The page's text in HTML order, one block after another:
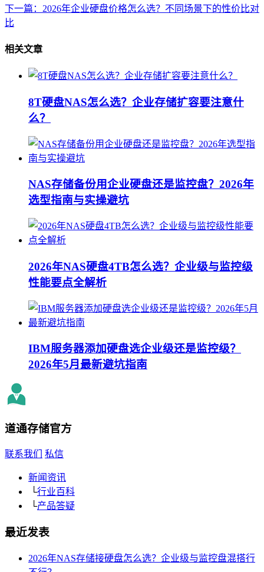
下一篇：2026年企业硬盘价格怎么选？不同场景下的性价比对
比
相关文章
8T硬盘NAS怎么选？企业存储扩容要注意什
么？
NAS存储备份用企业硬盘还是监控盘？2026年
选型指南与实操避坑
2026年NAS硬盘4TB怎么选？企业级与监控级
性能要点全解析
IBM服务器添加硬盘选企业级还是监控级？
2026年5月最新避坑指南
道通存储官方
联系我们 私信
新闻资讯
└行业百科
└产品答疑
最近发表
2026年NAS存储接硬盘怎么选？企业级与监控盘混搭行